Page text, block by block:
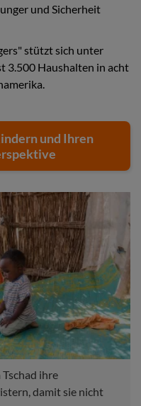
und Sicherheit
stützt sich unter
3.500 Haushalten in acht
und Ihren
ihre
damit sie nicht